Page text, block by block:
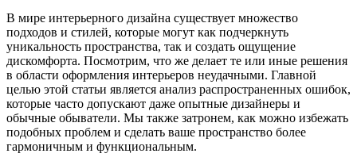
В мире интерьерного дизайна существует множество
подходов и стилей, которые могут как подчеркнуть
уникальность пространства, так и создать ощущение
дискомфорта. Посмотрим, что же делает те или иные решения
в области оформления интерьеров неудачными. Главной
целью этой статьи является анализ распространенных ошибок,
которые часто допускают даже опытные дизайнеры и
обычные обыватели. Мы также затронем, как можно избежать
подобных проблем и сделать ваше пространство более
гармоничным и функциональным.